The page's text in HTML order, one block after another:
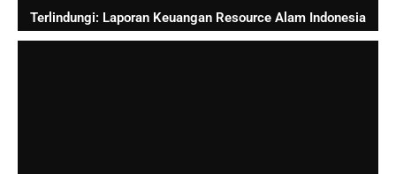
Terlindungi: Laporan Keuangan Resource Alam Indonesia